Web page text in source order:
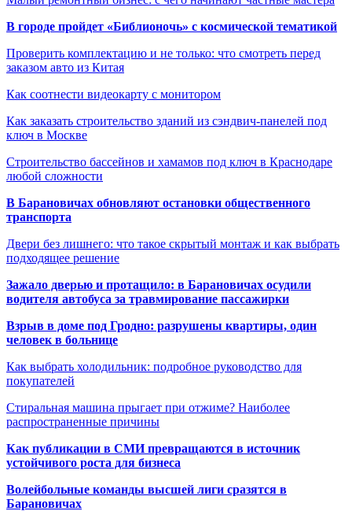
В городе пройдет «Библионочь» с космической тематикой
Проверить комплектацию и не только: что смотреть перед
заказом авто из Китая
Как соотнести видеокарту с монитором
Как заказать строительство зданий из сэндвич-панелей под
ключ в Москве
Строительство бассейнов и хамамов под ключ в Краснодаре
любой сложности
В Барановичах обновляют остановки общественного
транспорта
Двери без лишнего: что такое скрытый монтаж и как выбрать
подходящее решение
Зажало дверью и протащило: в Барановичах осудили
водителя автобуса за травмирование пассажирки
Взрыв в доме под Гродно: разрушены квартиры, один
человек в больнице
Как выбрать холодильник: подробное руководство для
покупателей
Стиральная машина прыгает при отжиме? Наиболее
распространенные причины
Как публикации в СМИ превращаются в источник
устойчивого роста для бизнеса
Волейбольные команды высшей лиги сразятся в
Барановичах